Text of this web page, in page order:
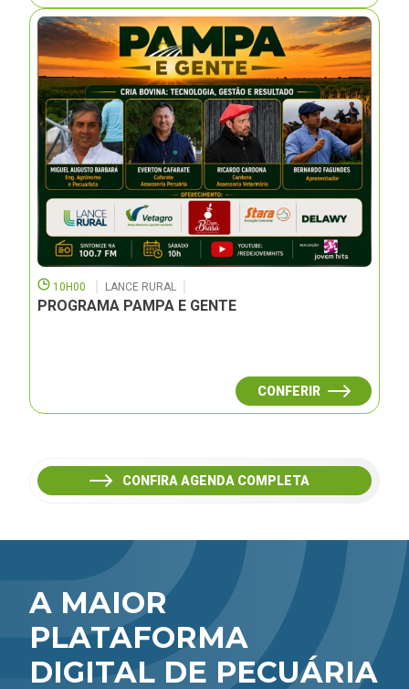
10H00 LANCE RURAL
PROGRAMA PAMPA E GENTE
CONFERIR
CONFIRA AGENDA COMPLETA
A MAIOR
PLATAFORMA
DIGITAL DE PECUÁRIA